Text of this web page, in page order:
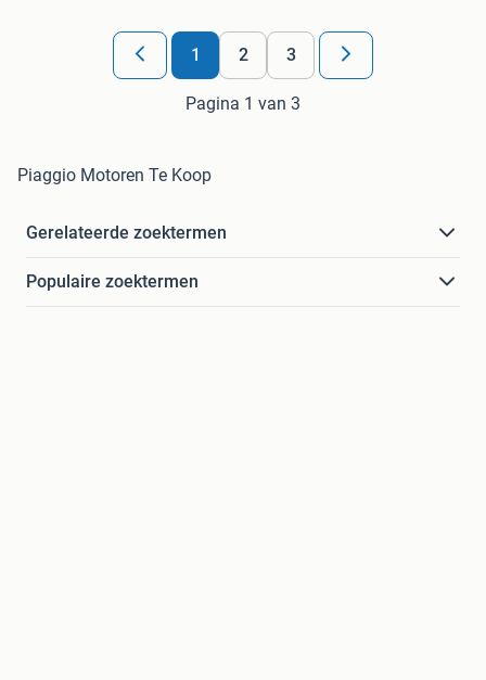
1 2 3
Pagina 1 van 3
Piaggio Motoren Te Koop
Gerelateerde zoektermen
Populaire zoektermen